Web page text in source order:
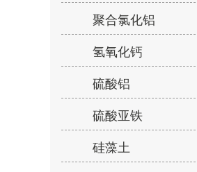
聚合氯化铝
氢氧化钙
硫酸铝
硫酸亚铁
硅藻土